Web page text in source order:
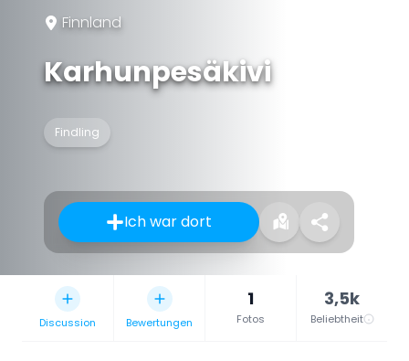
Finnland
Karhunpesäkivi
Findling
Ich war dort
Discussion Bewertungen
1
Fotos
3,5k
Beliebtheit